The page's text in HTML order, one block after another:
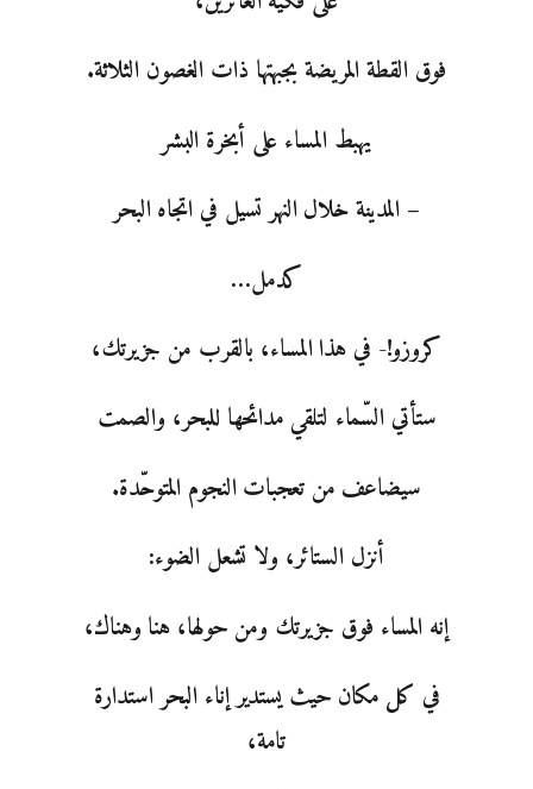
فوق القطة المريضة بجبهتها ذات الغصون الثلاثة.
يهبط المساء على أبخرة البشر
– المدينة خلال النهر تسيل في اتجاه البحر
كدمل…
كروزو!- في هذا المساء، بالقرب من جزيرتك،
ستأتي السّماء لتلقي مدائحها للبحر، والصمت
سيضاعف من تعجبات النجوم المتوحّدة.
أنزل الستائر، ولا تشعل الضوء:
إنه المساء فوق جزيرتك ومن حولها، هنا وهناك،
في كل مكان حيث يستدير إناء البحر استدارة
تامة،